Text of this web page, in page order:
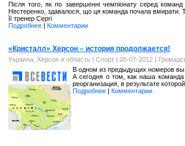
Після того, як по завершенні чемпіонату серед
Нестеренко, здавалося, що ця команда почала вмирати.
Її тренер Сергі
Подробнее | Комментарии
«Кристалл» Херсон – история продолжается!
Украина, Херсон и область | Спорт | 05-07-2012 |
В одном из предыдущих номеров вы
А сегодня о том, как наша
реорганизация, в результате
Подробнее | Комментарии